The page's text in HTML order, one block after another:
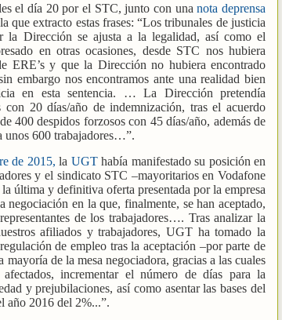
el día 20 por el STC, junto con unanota deprensa
que extracto estas frases: “Los tribunales de justicia
la Dirección se ajusta a la legalidad, así como el
en otras ocasiones, desde STC nos hubiera
ERE’s y que la Dirección no hubiera encontrado
embargo nos encontramos ante una realidad bien
en esta sentencia. … La Dirección pretendía
20 días/año de indemnización, tras el acuerdo
400 despidos forzosos con 45 días/año, además de
unos 600 trabajadores…”.
de 2015, la UGThabía manifestado su posición en
y el sindicato STC –mayoritarios en Vodafone
última y definitiva oferta presentada por la empresa
en la que, finalmente, se han aceptado,
de los trabajadores…. Tras analizar la
afiliados y trabajadores, UGT ha tomado la
de empleo tras la aceptación –por parte de
mayoría de la mesa negociadora, gracias a las cuales
incrementar el número de días para la
y prejubilaciones, así como asentar las bases del
año 2016 del 2%...”.